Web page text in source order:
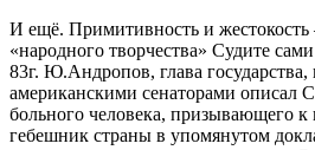
И ещё. Примитивность и жестокость
«народного творчества» Судите
83г. Ю.Андропов, глава государства,
американскими сенаторами описал
больного человека, призывающего
гебешник страны в упомянутом